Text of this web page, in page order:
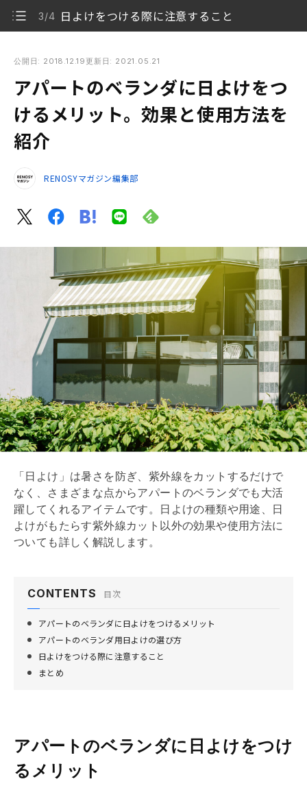
3/4 日よけをつける際に注意すること
法を紹介
1/4 アパートのベランダに日よけをつけるメリット
2/4 アパートのベランダ用日よけの選び方
4/4 まとめ
公開日: 2018.12.19 更新日: 2021.05.21
アパートのベランダに日よけをつ
けるメリット。効果と使用方法を
紹介
RENOSYマガジン編集部
「日よけ」は暑さを防ぎ、紫外線をカットするだけで
なく、さまざまな点からアパートのベランダでも大活
躍してくれるアイテムです。日よけの種類や用途、日
よけがもたらす紫外線カット以外の効果や使用方法に
ついても詳しく解説します。
CONTENTS 目次
アパートのベランダに日よけをつけるメリット
アパートのベランダ用日よけの選び方
日よけをつける際に注意すること
まとめ
アパートのベランダに日よけをつけ
るメリット